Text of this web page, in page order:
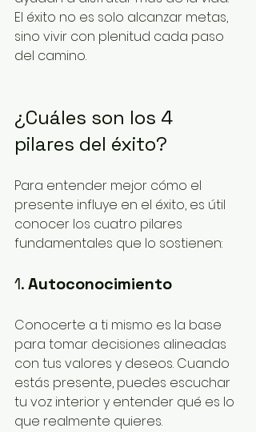
El éxito no es solo alcanzar metas,
sino vivir con plenitud cada paso
del camino.
¿Cuáles son los 4
pilares del éxito?
Para entender mejor cómo el
presente influye en el éxito, es útil
conocer los cuatro pilares
fundamentales que lo sostienen:
1. Autoconocimiento
Conocerte a ti mismo es la base
para tomar decisiones alineadas
con tus valores y deseos. Cuando
estás presente, puedes escuchar
tu voz interior y entender qué es lo
que realmente quieres.